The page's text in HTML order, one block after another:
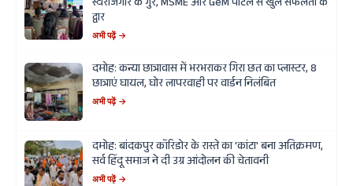
स्वरोजगार के गुर, MSME और GeM पोर्टल से खुले सफलता के
द्वार
अभी पढ़ें →
दमोह: कन्या छात्रावास में भरभराकर गिरा छत का प्लास्टर, 8
छात्राएं घायल, घोर लापरवाही पर वार्डन निलंबित
अभी पढ़ें →
दमोह: बांदकपुर कॉरिडोर के रास्ते का 'कांटा' बना अतिक्रमण,
सर्व हिंदू समाज ने दी उग्र आंदोलन की चेतावनी
अभी पढ़ें →